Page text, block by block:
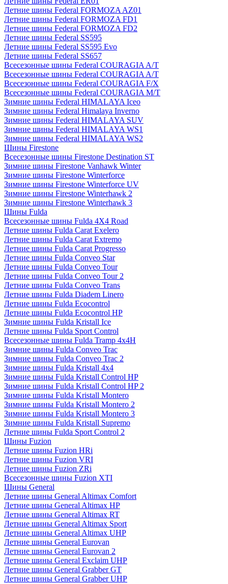
Летние шины Federal FORMOZA AZ01
Летние шины Federal FORMOZA FD1
Летние шины Federal FORMOZA FD2
Летние шины Federal SS595
Летние шины Federal SS595 Evo
Летние шины Federal SS657
Всесезонные шины Federal COURAGIA A/T
Всесезонные шины Federal COURAGIA A/T
Всесезонные шины Federal COURAGIA F/X
Всесезонные шины Federal COURAGIA M/T
Зимние шины Federal HIMALAYA Iceo
Зимние шины Federal Himalaya Inverno
Зимние шины Federal HIMALAYA SUV
Зимние шины Federal HIMALAYA WS1
Зимние шины Federal HIMALAYA WS2
Шины Firestone
Всесезонные шины Firestone Destination ST
Зимние шины Firestone Vanhawk Winter
Зимние шины Firestone Winterforce
Зимние шины Firestone Winterforce UV
Зимние шины Firestone Winterhawk 2
Зимние шины Firestone Winterhawk 3
Шины Fulda
Всесезонные шины Fulda 4X4 Road
Летние шины Fulda Carat Exelero
Летние шины Fulda Carat Extremo
Летние шины Fulda Carat Progresso
Летние шины Fulda Conveo Star
Летние шины Fulda Conveo Tour
Летние шины Fulda Conveo Tour 2
Летние шины Fulda Conveo Trans
Летние шины Fulda Diadem Linero
Летние шины Fulda Ecocontrol
Летние шины Fulda Ecocontrol HP
Зимние шины Fulda Kristall Ice
Летние шины Fulda Sport Control
Всесезонные шины Fulda Tramp 4x4H
Зимние шины Fulda Conveo Trac
Зимние шины Fulda Conveo Trac 2
Зимние шины Fulda Kristall 4x4
Зимние шины Fulda Kristall Control HP
Зимние шины Fulda Kristall Control HP 2
Зимние шины Fulda Kristall Montero
Зимние шины Fulda Kristall Montero 2
Зимние шины Fulda Kristall Montero 3
Зимние шины Fulda Kristall Supremo
Летние шины Fulda Sport Control 2
Шины Fuzion
Летние шины Fuzion HRi
Летние шины Fuzion VRI
Летние шины Fuzion ZRi
Всесезонные шины Fuzion XTI
Шины General
Летние шины General Altimax Comfort
Летние шины General Altimax HP
Летние шины General Altimax RT
Летние шины General Altimax Sport
Летние шины General Altimax UHP
Летние шины General Eurovan
Летние шины General Eurovan 2
Летние шины General Exclaim UHP
Летние шины General Grabber GT
Летние шины General Grabber UHP